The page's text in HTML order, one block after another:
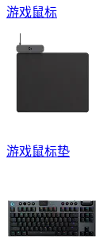
游戏鼠标
游戏鼠标垫